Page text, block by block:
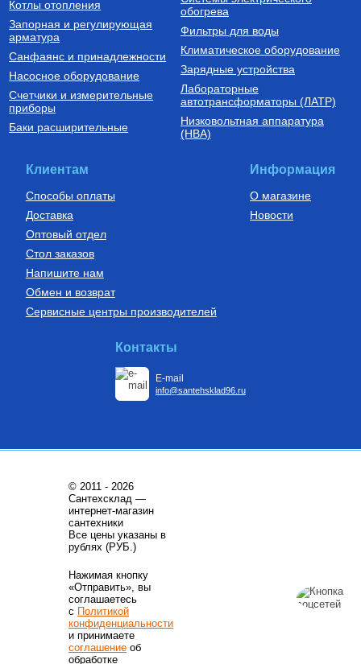
Оголовки скважинные
Оголовок скважинный ОГС
125-165/32
2 450Руб.
Купить
Котлы отопления
Запорная и регулирующая
арматура
Санфаянс и принадлежности
Насосное оборудование
Счетчики и измерительные
приборы
Баки расширительные
обогрева
Фильтры для воды
Климатическое оборудование
Зарядные устройства
Лабораторные
автотрансформаторы (ЛАТР)
Низковольтная аппаратура
(НВА)
Клиентам
Способы оплаты
Доставка
Оптовый отдел
Стол заказов
Напишите нам
Обмен и возврат
Сервисные центры производителей
Информация
О магазине
Новости
Контакты
E-mail
info@santehsklad96.ru
© 2011 - 2026
Сантехсклад —
интернет-магазин
сантехники
Все цены указаны в
рублях (РУБ.)
Нажимая кнопку
«Отправить», вы
соглашаетесь
с Политикой
конфиденциальности
и принимаете
соглашениеоб
обработке